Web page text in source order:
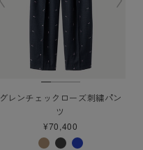
グレンチェックローズ刺繍パン
ツ
¥70,400